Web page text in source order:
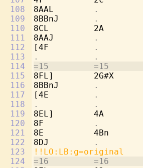
108
109
110
111
112
113
114
115
116
117
118
119
120
121
122
123
124
8AAL
.
8BBnJ
.
8CL
8AAJ
.
[4F
.
=15         =15
8FL]        2G#X
8BBnJ
[4E
.
8EL]        4A
8F
.
8E          4Bn
8DJ
.
!!LO:LB:g=original
=16         =16